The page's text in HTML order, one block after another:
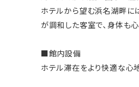
ホテルから望む浜名湖畔に
が調和した客室で、身体も
■館内設備
ホテル滞在をより快適な心